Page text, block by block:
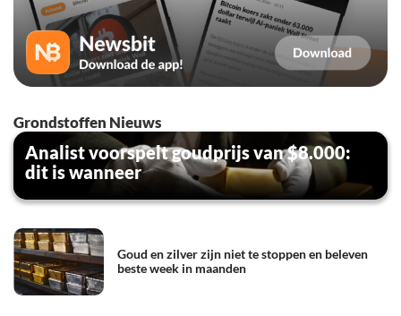
Grondstoffen Nieuws
Analist voorspelt goudprijs van $8.000:
dit is wanneer
Goud en zilver zijn niet te stoppen en beleven
beste week in maanden